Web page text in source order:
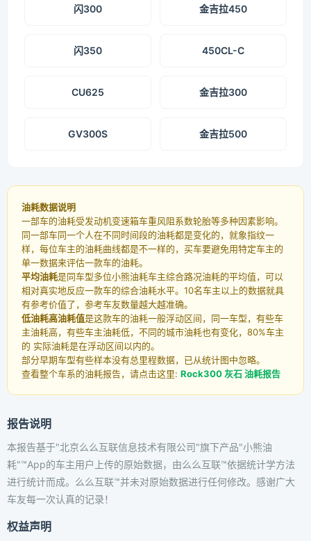
闪300 金吉拉450
闪350 450CL-C
CU625 金吉拉300
GV300S 金吉拉500
油耗数据说明
一部车的油耗受发动机变速箱车重风阻系数轮胎等多种因素影响。
同一部车同一个人在不同时间段的油耗都是变化的，就象指纹一
样，每位车主的油耗曲线都是不一样的，买车要避免用特定车主的
单一数据来评估一款车的油耗。
平均油耗是同车型多位小熊油耗车主综合路况油耗的平均值，可以
相对真实地反应一款车的综合油耗水平。10名车主以上的数据就具
有参考价值了，参考车友数量越大越准确。
低油耗高油耗值是这款车的油耗一般浮动区间，同一车型，有些车
主油耗高，有些车主油耗低，不同的城市油耗也有变化，80%车主
的 实际油耗是在浮动区间以内的。
部分早期车型有些样本没有总里程数据，已从统计图中忽略。
查看整个车系的油耗报告，请点击这里: Rock300 灰石 油耗报告
报告说明
本报告基于"北京么么互联信息技术有限公司"旗下产品"小熊油
耗"™App的车主用户上传的原始数据，由么么互联™依据统计学方法
进行统计而成。么么互联™并未对原始数据进行任何修改。感谢广大
车友每一次认真的记录！
权益声明